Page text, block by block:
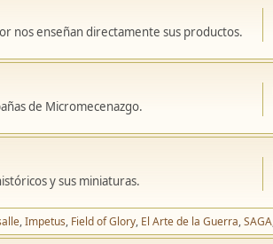
nos enseñan directamente sus productos.
de Micromecenazgo.
y sus miniaturas.
Impetus Field of Glory El Arte de la Guerra SAGA